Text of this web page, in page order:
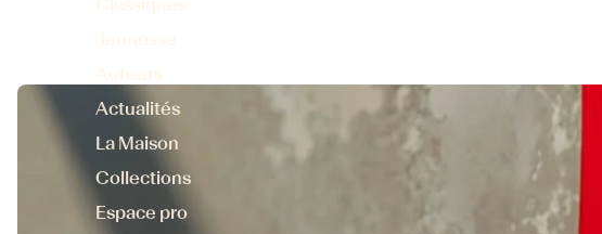
Actualités
La Maison
Collections
Espace pro